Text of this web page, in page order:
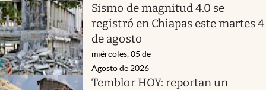
Sismo de magnitud 4.0 se
registró en Chiapas este martes 4
de agosto
miércoles, 05 de
Agosto de 2026
Temblor HOY: reportan un